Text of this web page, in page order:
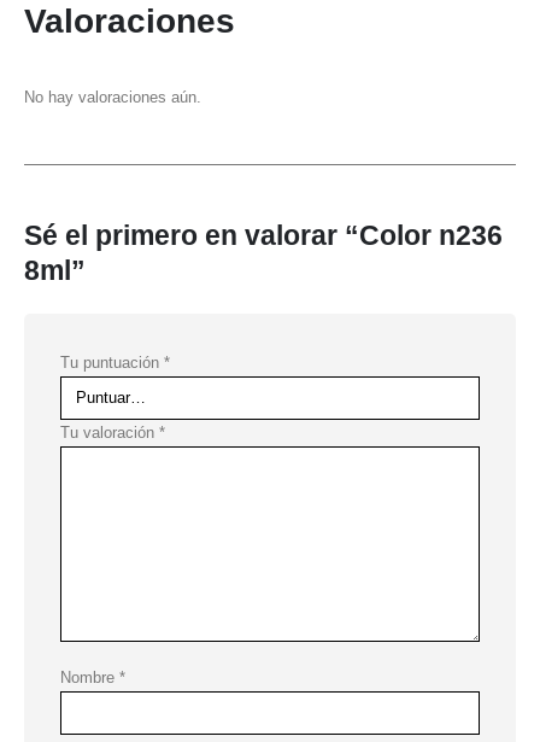
Valoraciones
No hay valoraciones aún.
Sé el primero en valorar “Color n236
8ml”
Tu puntuación *
Tu valoración *
Nombre *